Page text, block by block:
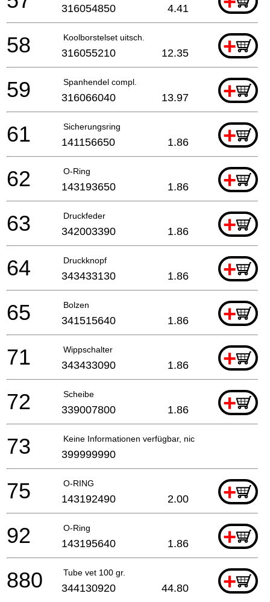
316054850 4.41
Koolborstelset uitsch. +
58 316055210 12.35
Spanhendel compl. +
59 316066040 13.97
Sicherungsring +
61 141156650 1.86
O-Ring +
62 143193650 1.86
Druckfeder +
63 342003390 1.86
Druckknopf +
64 343433130 1.86
Bolzen +
65 341515640 1.86
Wippschalter +
71 343433090 1.86
Scheibe +
72 339007800 1.86
Keine Informationen verfügbar, nicht bestellbar
73 399999990
O-RING +
75 143192490 2.00
O-Ring +
92 143195640 1.86
Tube vet 100 gr. +
880 344130920 44.80